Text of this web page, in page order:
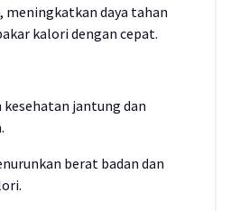
meningkatkan daya tahan
kalori dengan cepat.
jantung dan
berat badan dan